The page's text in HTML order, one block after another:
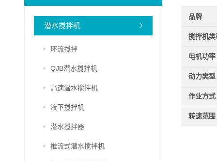
潜水搅拌机
环流搅拌
QJB潜水搅拌机
高速潜水搅拌机
液下搅拌机
潜水搅拌器
推流式潜水搅拌机
品牌
搅拌机类
电机功率
动力类型
作业方式
转速范围